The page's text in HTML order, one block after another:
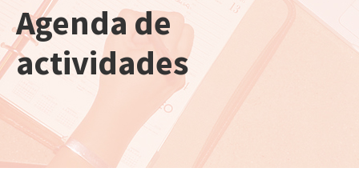
Agenda de
actividades